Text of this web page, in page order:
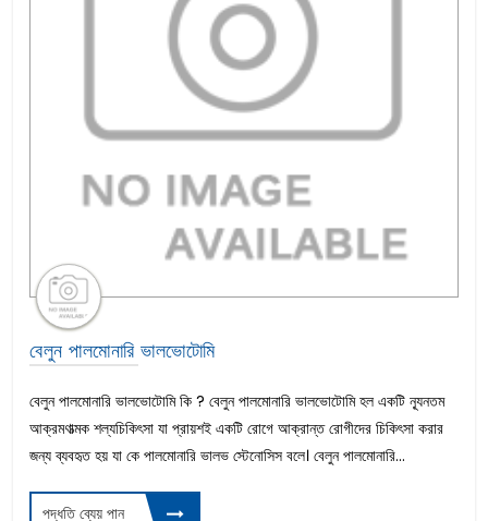
বেলুন পালমোনারি ভালভোটোমি
বেলুন পালমোনারি ভালভোটোমি কি ? বেলুন পালমোনারি ভালভোটোমি হল একটি ন্যূনতম
আক্রমণাত্মক শল্যচিকিৎসা যা প্রায়শই একটি রোগে আক্রান্ত রোগীদের চিকিৎসা করার
জন্য ব্যবহৃত হয় যা কে পালমোনারি ভালভ স্টেনোসিস বলে। বেলুন পালমোনারি...
পদ্ধতি ব্যেয় পান